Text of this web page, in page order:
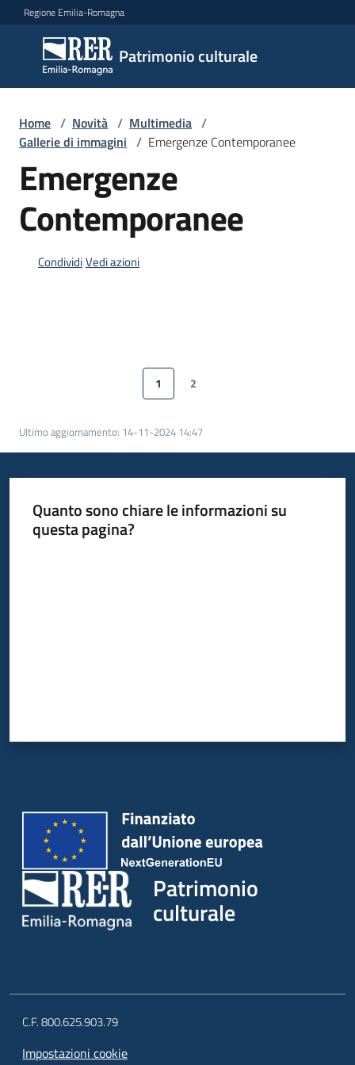
Vai al contenuto
Vai alla navigazione
Vai al footer
Regione Emilia-Romagna
Patrimonio culturale
Patrimonio
culturale
Argomenti
Novità
Servizi
Progetti
Mediateca
Home / Novità / Multimedia /
Gallerie di immagini / Emergenze Contemporanee
Emergenze
Contemporanee
CondividiVedi azioni
Pagina precedente
Pagina
1 Pagina
2
Ultimo aggiornamento: 14-11-2024 14:47
Quanto sono chiare le informazioni su
questa pagina?
Patrimonio
culturale
C.F. 800.625.903.79
Impostazioni cookie